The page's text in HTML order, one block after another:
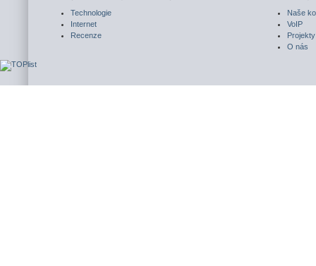
Technologie
Internet
Recenze
Naše
VoIP
Projekty
O nás